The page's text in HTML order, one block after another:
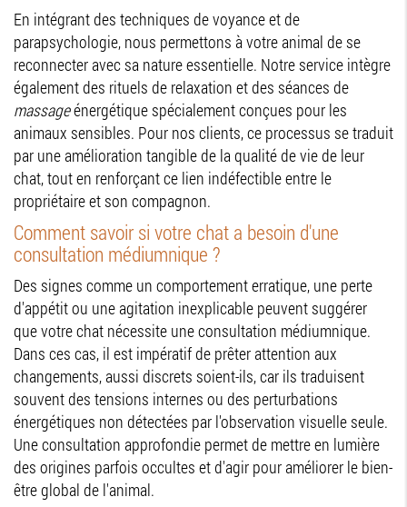
En intégrant des techniques de voyance et de
parapsychologie, nous permettons à votre animal de se
reconnecter avec sa nature essentielle. Notre service intègre
également des rituels de relaxation et des séances de
massageénergétique spécialement conçues pour les
animaux sensibles. Pour nos clients, ce processus se traduit
par une amélioration tangible de la qualité de vie de leur
chat, tout en renforçant ce lien indéfectible entre le
propriétaire et son compagnon.
Comment savoir si votre chat a besoin d'une
consultation médiumnique ?
Des signes comme un comportement erratique, une perte
d'appétit ou une agitation inexplicable peuvent suggérer
que votre chat nécessite une consultation médiumnique.
Dans ces cas, il est impératif de prêter attention aux
changements, aussi discrets soient-ils, car ils traduisent
souvent des tensions internes ou des perturbations
énergétiques non détectées par l'observation visuelle seule.
Une consultation approfondie permet de mettre en lumière
des origines parfois occultes et d'agir pour améliorer le bien-
être global de l'animal.